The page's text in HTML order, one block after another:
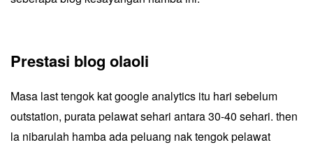
Prestasi blog olaoli
Masa last tengok kat google analytics itu hari sebelum
outstation, purata pelawat sehari antara 30-40 sehari. then
la nibarulah hamba ada peluang nak tengok pelawat